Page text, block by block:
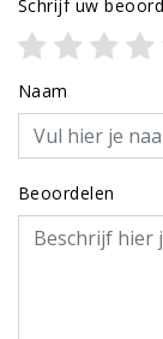
Schrijf uw
Naam
Beoordelen